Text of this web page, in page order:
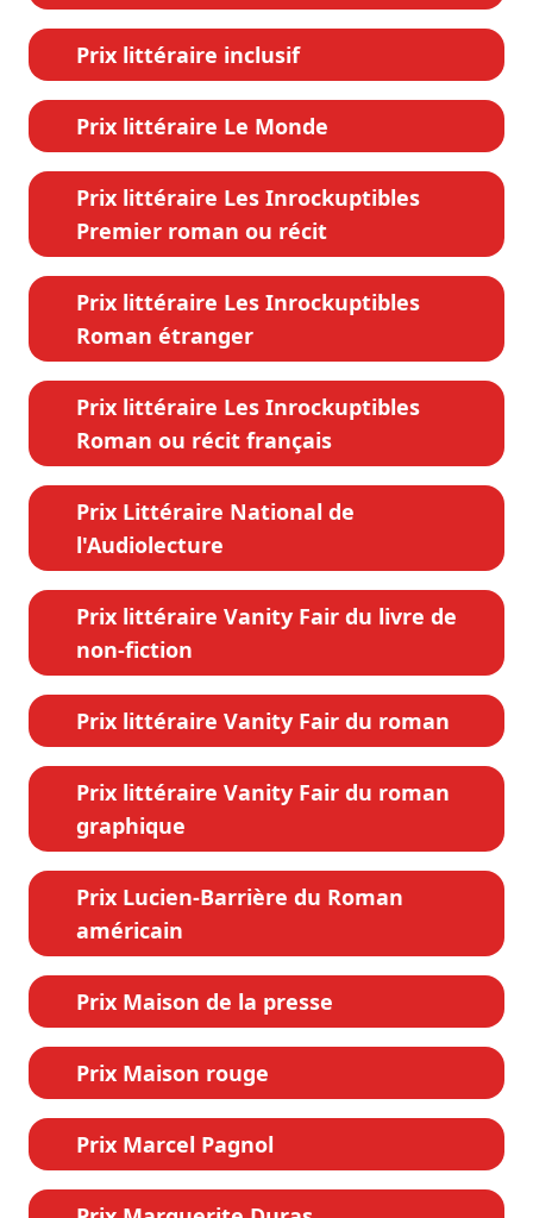
Prix littéraire inclusif
Prix littéraire Le Monde
Prix littéraire Les Inrockuptibles
Premier roman ou récit
Prix littéraire Les Inrockuptibles
Roman étranger
Prix littéraire Les Inrockuptibles
Roman ou récit français
Prix Littéraire National de
l'Audiolecture
Prix littéraire Vanity Fair du livre de
non-fiction
Prix littéraire Vanity Fair du roman
Prix littéraire Vanity Fair du roman
graphique
Prix Lucien-Barrière du Roman
américain
Prix Maison de la presse
Prix Maison rouge
Prix Marcel Pagnol